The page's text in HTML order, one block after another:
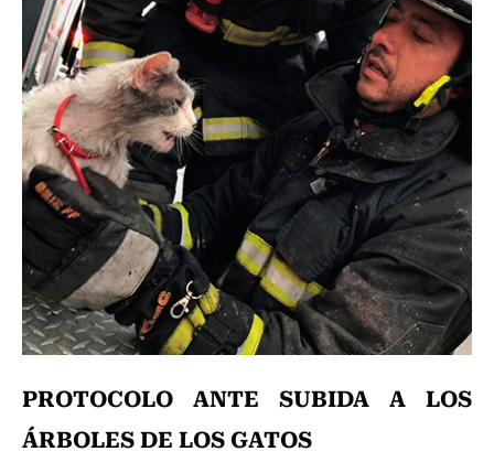
PROTOCOLO ANTE SUBIDA A LOS
ÁRBOLES DE LOS GATOS